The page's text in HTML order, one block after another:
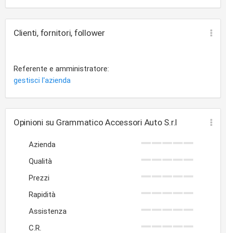
Clienti, fornitori, follower
Referente e amministratore:
gestisci l'azienda
Opinioni su Grammatico Accessori Auto S.r.l
Azienda
Qualità
Prezzi
Rapidità
Assistenza
C.R.